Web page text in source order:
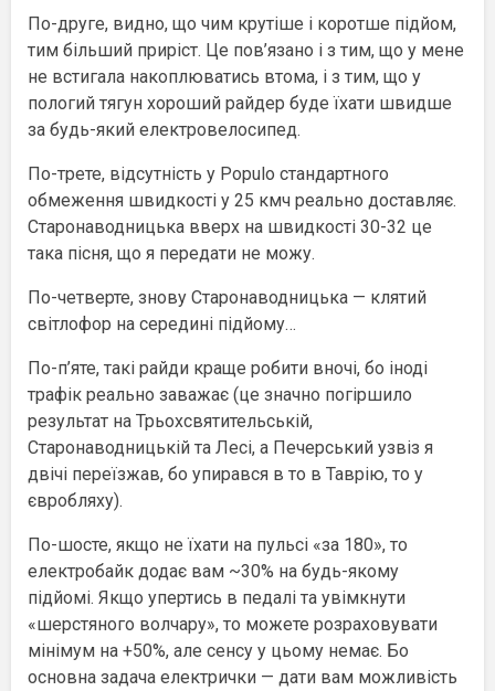
По-друге, видно, що чим крутіше і коротше підйом,
тим більший приріст. Це пов’язано і з тим, що у мене
не встигала накоплюватись втома, і з тим, що у
пологий тягун хороший райдер буде їхати швидше
за будь-який електровелосипед.
По-трете, відсутність у Populo стандартного
обмеження швидкості у 25 кмч реально доставляє.
Старонаводницька вверх на швидкості 30-32 це
така пісня, що я передати не можу.
По-четверте, знову Старонаводницька — клятий
світлофор на середині підйому…
По-п’яте, такі райди краще робити вночі, бо іноді
трафік реально заважає (це значно погіршило
результат на Трьохсвятительській,
Старонаводницькій та Лесі, а Печерський узвіз я
двічі переїзжав, бо упирався в то в Таврію, то у
євробляху).
По-шосте, якщо не їхати на пульсі «за 180», то
електробайк додає вам ~30% на будь-якому
підйомі. Якщо упертись в педалі та увімкнути
«шерстяного волчару», то можете розраховувати
мінімум на +50%, але сенсу у цьому немає. Бо
основна задача електрички — дати вам можливість